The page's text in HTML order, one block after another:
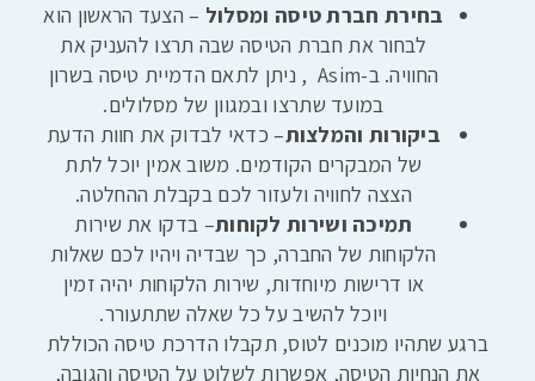
בחירת חברת טיסה ומסלול – הצעד הראשון הוא
לבחור את חברת הטיסה שבה תרצו להעניק את
החוויה. ב-Asim , ניתן לתאם הדמיית טיסה בשרון
במועד שתרצו ובמגוון של מסלולים.
ביקורות והמלצות– כדאי לבדוק את חוות הדעת
של המבקרים הקודמים. משוב אמין יוכל לתת
הצצה לחוויה ולעזור לכם בקבלת ההחלטה.
תמיכה ושירות לקוחות– בדקו את שירות
הלקוחות של החברה, כך שבדיה ויהיו לכם שאלות
או דרישות מיוחדות, שירות הלקוחות יהיה זמין
ויוכל להשיב על כל שאלה שתתעורר.
ברגע שתהיו מוכנים לטוס, תקבלו הדרכת טיסה הכוללת
את הנחיות הטיסה, אפשרות לשלוט על הטיסה והגובה,